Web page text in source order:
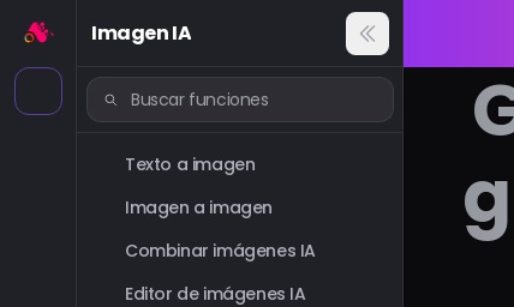
Imagen IA
Texto a imagen
Imagen a imagen
Combinar imágenes IA
Editor de imágenes IA